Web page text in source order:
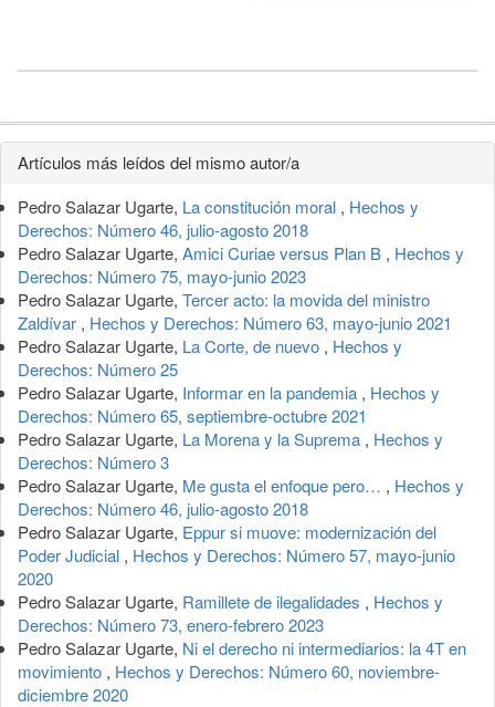
Detalles
del
artículo
Artículos más leídos del mismo autor/a
Pedro Salazar Ugarte, La constitución moral , Hechos y
Derechos: Número 46, julio-agosto 2018
Pedro Salazar Ugarte, Amici Curiae versus Plan B , Hechos y
Derechos: Número 75, mayo-junio 2023
Pedro Salazar Ugarte, Tercer acto: la movida del ministro
Zaldívar , Hechos y Derechos: Número 63, mayo-junio 2021
Pedro Salazar Ugarte, La Corte, de nuevo , Hechos y
Derechos: Número 25
Pedro Salazar Ugarte, Informar en la pandemia , Hechos y
Derechos: Número 65, septiembre-octubre 2021
Pedro Salazar Ugarte, La Morena y la Suprema , Hechos y
Derechos: Número 3
Pedro Salazar Ugarte, Me gusta el enfoque pero… , Hechos y
Derechos: Número 46, julio-agosto 2018
Pedro Salazar Ugarte, Eppur si muove: modernización del
Poder Judicial , Hechos y Derechos: Número 57, mayo-junio
2020
Pedro Salazar Ugarte, Ramillete de ilegalidades , Hechos y
Derechos: Número 73, enero-febrero 2023
Pedro Salazar Ugarte, Ni el derecho ni intermediarios: la 4T en
movimiento , Hechos y Derechos: Número 60, noviembre-
diciembre 2020